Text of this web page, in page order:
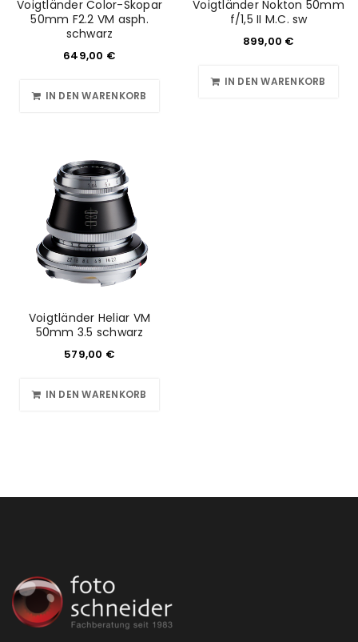
Voigtländer Color-Skopar
50mm F2.2 VM asph.
schwarz
649,00 €
IN DEN WARENKORB
Voigtländer Nokton 50mm
f/1,5 II M.C. sw
899,00 €
IN DEN WARENKORB
Voigtländer Heliar VM
50mm 3.5 schwarz
579,00 €
IN DEN WARENKORB